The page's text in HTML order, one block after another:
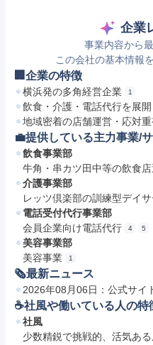
企業
事業内容から
この会社の基本情報
🏢企業の特徴
横浜発の多角経営企業 1
飲食・介護・電話代行を展開
地域密着の店舗運営・応対重
💼提供している主力事業/
飲食事業部
牛角・串カツ田中等の飲食
介護事業部
レッツ倶楽部の訓練型デイサ
電話受付代行事業部
会員企業向け電話代行
4 5
美容事業部
美容事業
1
🗞最新ニュース
2026年08月06日：公式サイ
☕️社風や働いている人の特
社風
少数精鋭で挑戦的、活気あ